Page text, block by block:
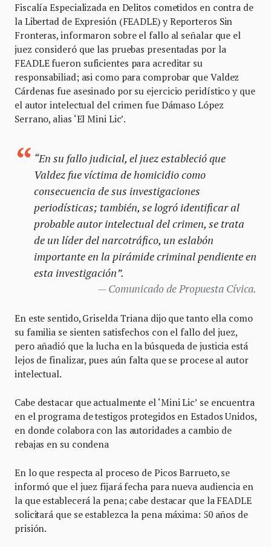
Fiscalía Especializada en Delitos cometidos en contra de
la Libertad de Expresión (FEADLE) y Reporteros Sin
Fronteras, informaron sobre el fallo al señalar que el
juez consideró que las pruebas presentadas por la
FEADLE fueron suficientes para acreditar su
responsabiliad; asi como para comprobar que Valdez
Cárdenas fue asesinado por su ejercicio peridístico y que
el autor intelectual del crimen fue Dámaso López
Serrano, alias ‘El Mini Lic’.
“En su fallo judicial, el juez estableció que
Valdez fue víctima de homicidio como
consecuencia de sus investigaciones
periodísticas; también, se logró identificar al
probable autor intelectual del crimen, se trata
de un líder del narcotráfico, un eslabón
importante en la pirámide criminal pendiente en
esta investigación”.
Comunicado de Propuesta Cívica.
En este sentido, Griselda Triana dijo que tanto ella como
su familia se sienten satisfechos con el fallo del juez,
pero añadió que la lucha en la búsqueda de justicia está
lejos de finalizar, pues aún falta que se procese al autor
intelectual.
Cabe destacar que actualmente el ‘Mini Lic’ se encuentra
en el programa de testigos protegidos en Estados Unidos,
en donde colabora con las autoridades a cambio de
rebajas en su condena
En lo que respecta al proceso de Picos Barrueto, se
informó que el juez fijará fecha para nueva audiencia en
la que establecerá la pena; cabe destacar que la FEADLE
solicitará que se establezca la pena máxima: 50 años de
prisión.